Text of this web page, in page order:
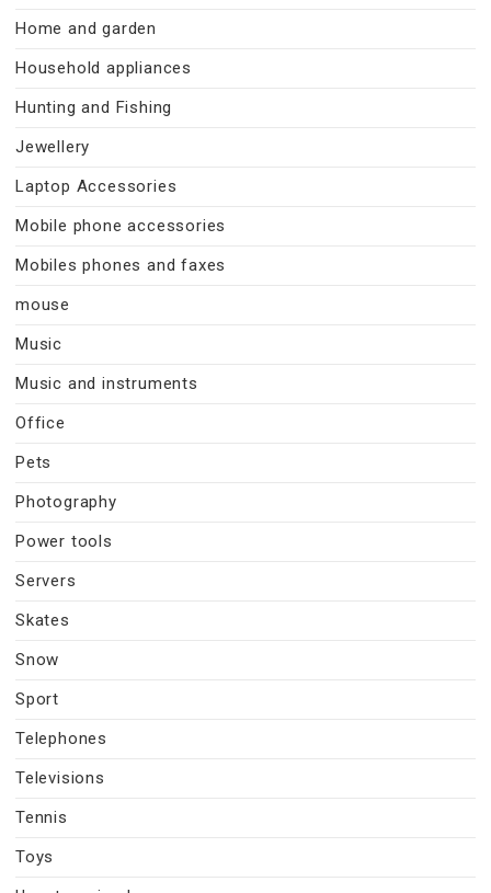
Home and garden
Household appliances
Hunting and Fishing
Jewellery
Laptop Accessories
Mobile phone accessories
Mobiles phones and faxes
mouse
Music
Music and instruments
Office
Pets
Photography
Power tools
Servers
Skates
Snow
Sport
Telephones
Televisions
Tennis
Toys